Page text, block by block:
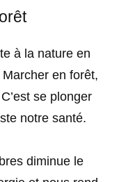
à la nature en
en forêt,
se plonger
notre santé.
diminue le